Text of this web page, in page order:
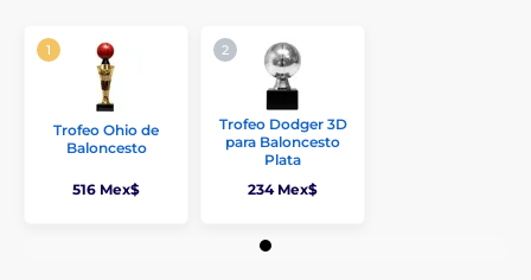
Trofeo Ohio de
Baloncesto
516 Mex$
Trofeo Dodger 3D
para Baloncesto
Plata
234 Mex$